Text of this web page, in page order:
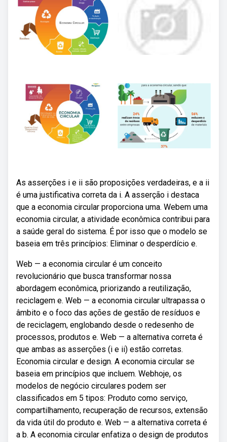
As asserções i e ii são proposições verdadeiras, e a ii
é uma justificativa correta da i. A asserção i destaca
que a economia circular proporciona uma. Webem uma
economia circular, a atividade econômica contribui para
a saúde geral do sistema. É por isso que o modelo se
baseia em três princípios: Eliminar o desperdício e.
Web — a economia circular é um conceito
revolucionário que busca transformar nossa
abordagem econômica, priorizando a reutilização,
reciclagem e. Web — a economia circular ultrapassa o
âmbito e o foco das ações de gestão de resíduos e
de reciclagem, englobando desde o redesenho de
processos, produtos e. Web — a alternativa correta é
que ambas as asserções (i e ii) estão corretas.
Economia circular e design. A economia circular se
baseia em princípios que incluem. Webhoje, os
modelos de negócio circulares podem ser
classificados em 5 tipos: Produto como serviço,
compartilhamento, recuperação de recursos, extensão
da vida útil do produto e. Web — a alternativa correta é
a b. A economia circular enfatiza o design de produtos